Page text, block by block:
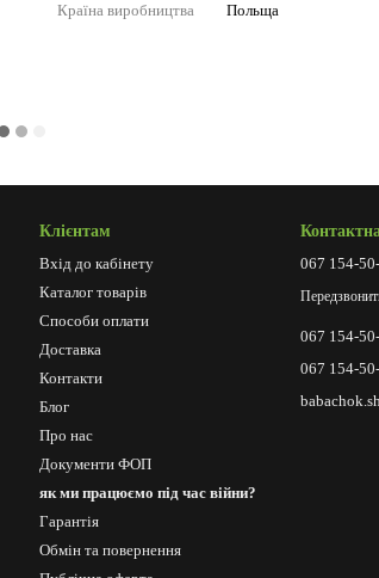
Країна виробництва Польща
Клієнтам
Вхід до кабінету
Каталог товарів
Способи оплати
Доставка
Контакти
Блог
Про нас
Документи ФОП
як ми працюємо під час війни?
Гарантія
Обмін та повернення
067 154-
067 154-
067 154-